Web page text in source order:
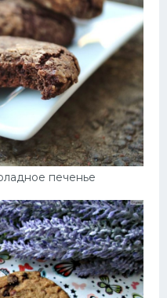
печенье